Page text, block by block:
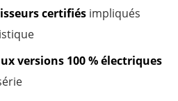
certifiés impliqués
versions 100 % électriques